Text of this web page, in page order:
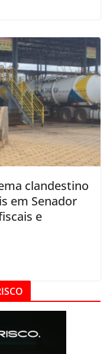
clandestino
em Senador
e